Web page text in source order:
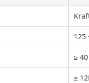
125
≥
≥